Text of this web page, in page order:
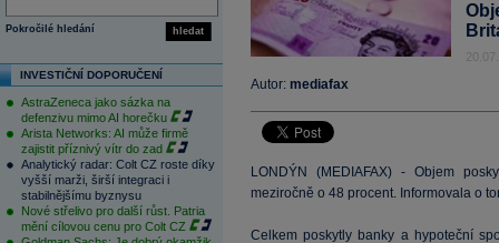
hledat
Pokročilé hledání
INVESTIČNÍ DOPORUČENÍ
AstraZeneca jako sázka na
defenzivu mimo AI horečku
Arista Networks: AI může firmě
zajistit příznivý vítr do zad
Analytický radar: Colt CZ roste díky
vyšší marži, širší integraci i
stabilnějšímu byznysu
Nové střelivo pro další růst. Patria
mění cílovou cenu pro Colt CZ
Autor: mediafax
LONDÝN (MEDIAFAX) - Objem
meziročně o 48 procent. Informovala o
Celkem poskytly banky a hypoteční